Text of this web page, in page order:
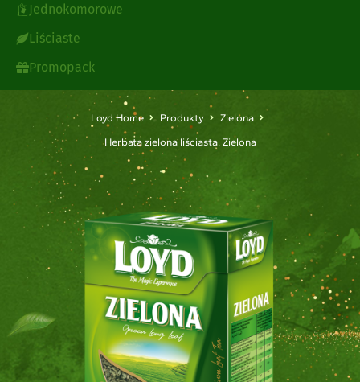
Jednokomorowe
Liściaste
Promopack
Loyd Home Produkty
Zielona
Herbata zielona liściasta. Zielona